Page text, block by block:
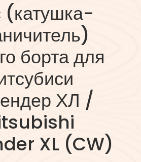
(катушка-
борта для
ХЛ /
XL (CW)